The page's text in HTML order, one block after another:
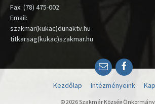
Fax: (78) 475-002
Email:
szakmar(kukac)dunaktv.hu
titkarsag(kukac)szakmar.hu
Email
Kezdőlap Intézményeink
© 2026 Szakmár Község